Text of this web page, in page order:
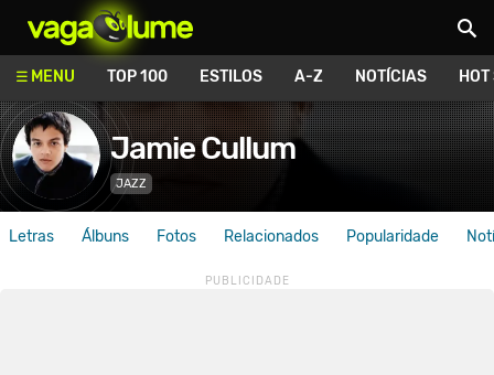
MENU TOP 100 ESTILOS A-Z NOTÍCIAS
Jamie Cullum
JAZZ
Letras Álbuns Fotos Relacionados Popularidade